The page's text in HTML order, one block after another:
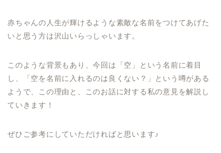
赤ちゃんの人生が輝けるような素敵な名前をつけてあげた
いと思う方は沢山いらっしゃいます。
このような背景もあり、今回は「空」という名前に着目
し、「空を名前に入れるのは良くない？」という噂がある
ようで、この理由と、このお話に対する私の意見を解説し
ていきます！
ぜひご参考にしていただければと思います♪